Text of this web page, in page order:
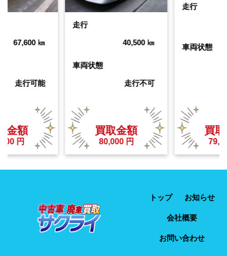
67,600 ㎞
走行可能
金額
円
走行
40,500 ㎞
車両状態
走行不可
買取金額
80,000 円
走行
車両状態
買
トップ お知らせ
会社概要
お問い合わせ